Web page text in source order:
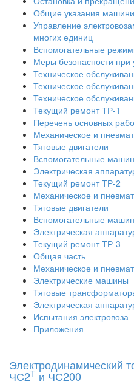
Общие указания
Управление
многих единиц
Вспомогательные
Меры безопасности при
Техническое
Техническое
Техническое
Текущий ремонт ТР-1
Перечень основных
Механическое и
Тяговые двигатели
Вспомогательные
Электрическая
Текущий ремонт ТР-2
Механическое и
Тяговые двигатели
Вспомогательные
Электрическая
Текущий ремонт ТР-3
Общая часть
Механическое и
Электрические машины
Тяговые
Электрическая
Испытания электровоза
Приложения
Электродинамический
ЧС2Т и ЧС200